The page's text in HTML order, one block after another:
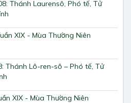
Thánh Laurensô, Phó tế, Tử
XIX - Mùa Thường Niên
Thánh Lô-ren-sô – Phó tế, Tử
XIX - Mùa Thường Niên